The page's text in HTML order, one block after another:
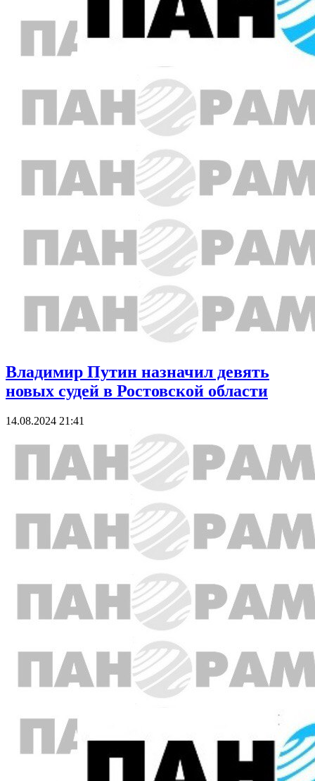
Владимир Путин назначил девять
новых судей в Ростовской области
14.08.2024 21:41